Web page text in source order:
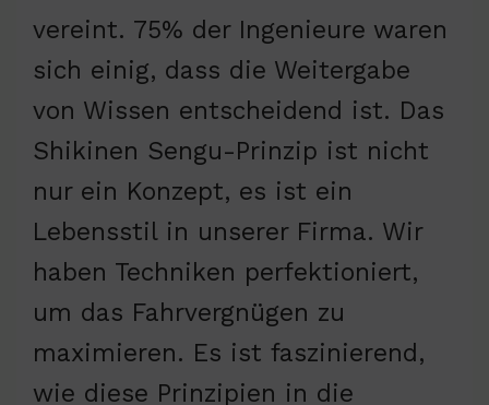
vereint. 75% der Ingenieure waren
sich einig, dass die Weitergabe
von Wissen entscheidend ist. Das
Shikinen Sengu-Prinzip ist nicht
nur ein Konzept, es ist ein
Lebensstil in unserer Firma. Wir
haben Techniken perfektioniert,
um das Fahrvergnügen zu
maximieren. Es ist faszinierend,
wie diese Prinzipien in die